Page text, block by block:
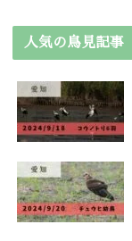
人気の鳥見記事